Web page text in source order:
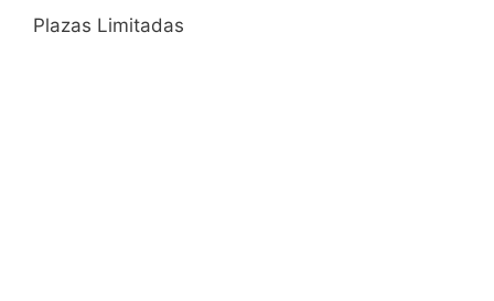
Plazas Limitadas